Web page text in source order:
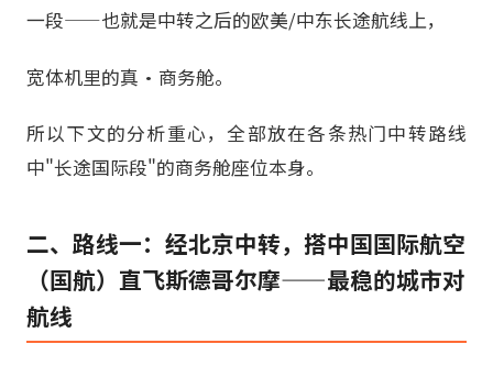
一段——也就是中转之后的欧美/中东长途航线上，
宽体机里的真·商务舱。
所以下文的分析重心，全部放在各条热门中转路线
中"长途国际段"的商务舱座位本身。
二、路线一：经北京中转，搭中国国际航空
（国航）直飞斯德哥尔摩——最稳的城市对
航线